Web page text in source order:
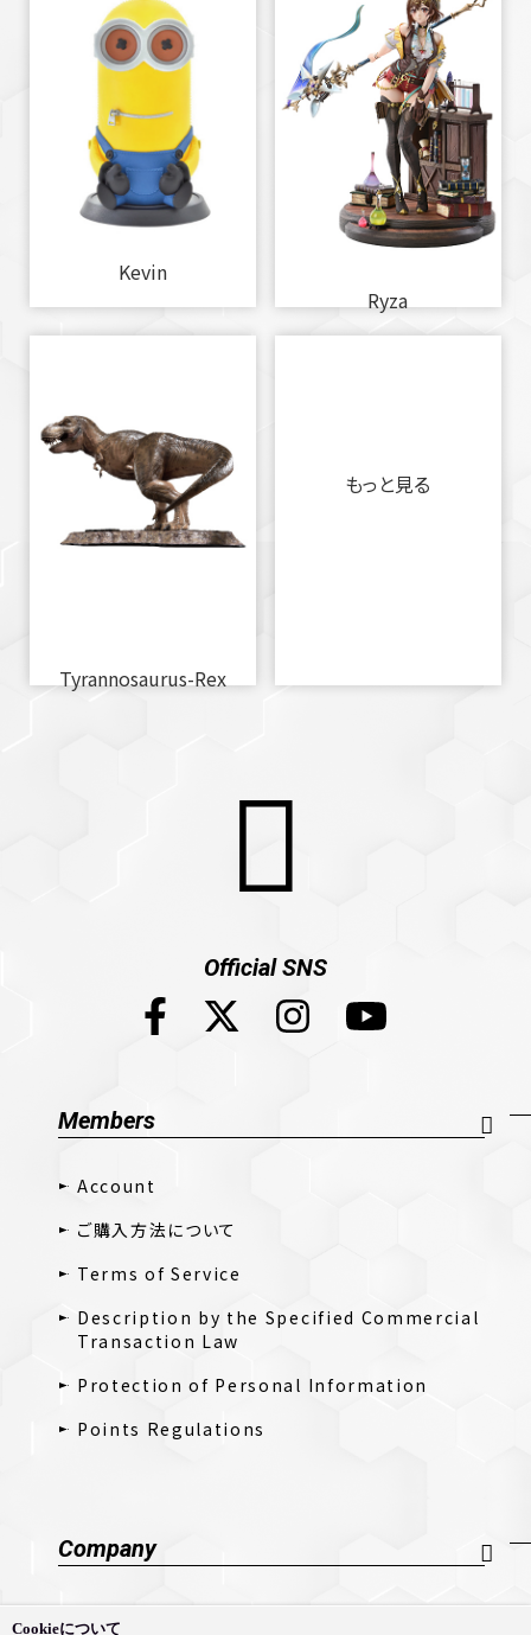
Cookieについて
Kevin
Ryza
Tyrannosaurus-Rex
もっと見る
Official SNS
Members
Account
ご購入方法について
Terms of Service
Description by the Specified Commercial
Transaction Law
Protection of Personal Information
Points Regulations
Company